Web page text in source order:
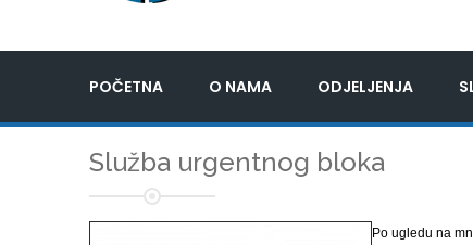
POČETNA O NAMA ODJELJENJA
Služba urgentnog bloka
Po ugledu na